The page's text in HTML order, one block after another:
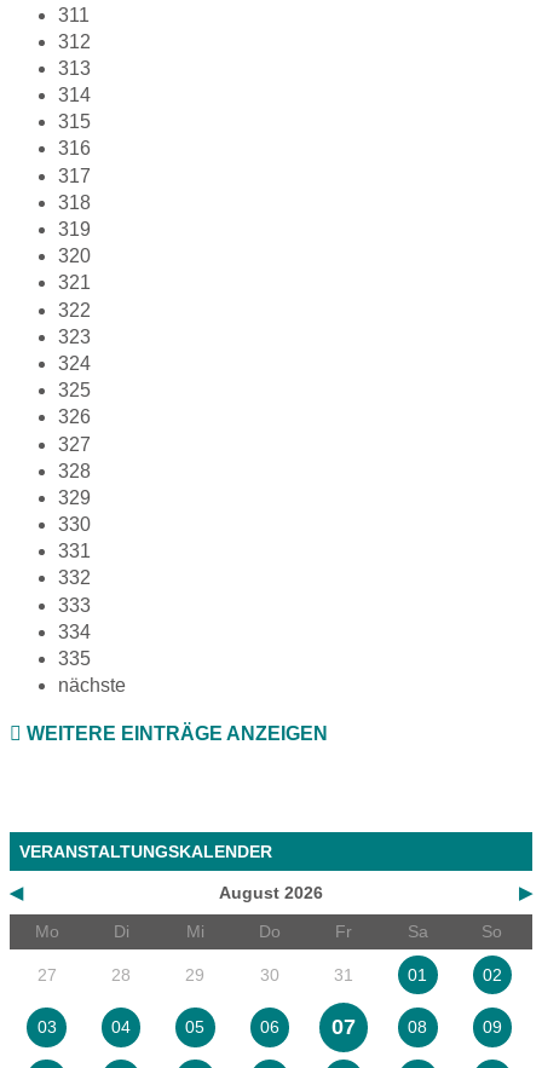
311
312
313
314
315
316
317
318
319
320
321
322
323
324
325
326
327
328
329
330
331
332
333
334
335
nächste
WEITERE EINTRÄGE ANZEIGEN
VERANSTALTUNGSKALENDER
◀ ▶
August 2026
Mo
Di Mi Do Fr Sa So
27 28 29 30 31 01 02
03 04 05 06 07 08 09